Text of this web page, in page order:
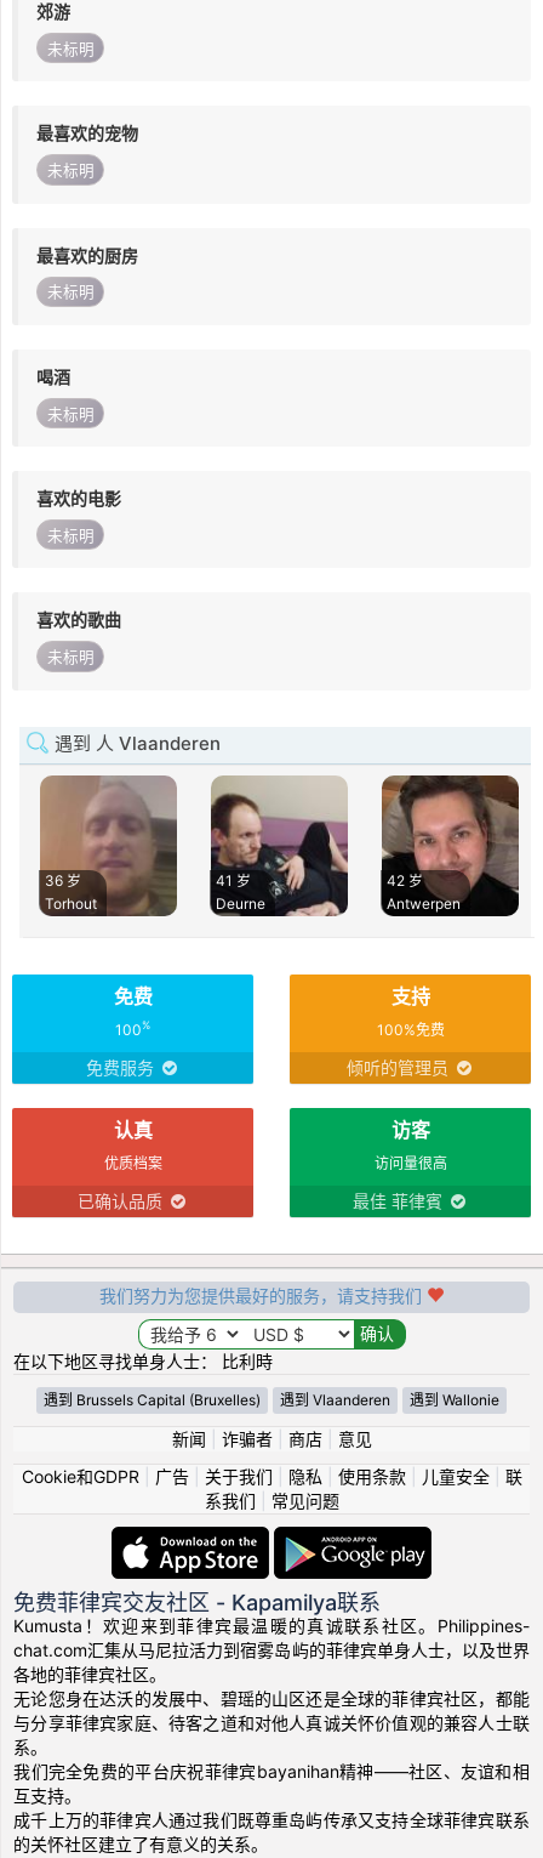
郊游
未标明
最喜欢的宠物
未标明
最喜欢的厨房
未标明
喝酒
未标明
喜欢的电影
未标明
喜欢的歌曲
未标明
遇到 人 Vlaanderen
36 岁
Torhout
41 岁
Deurne
42 岁
Antwerpen
免费
100%
免费服务
支持
100%免费
倾听的管理员
认真
优质档案
已确认品质
访客
访问量很高
最佳 菲律賓
我们努力为您提供最好的服务，请支持我们
在以下地区寻找单身人士： 比利時
遇到 Brussels Capital (Bruxelles) 遇到 Vlaanderen 遇到 Wallonie
新闻 诈骗者| 商店| 意见
Cookie和GDPR
广告| 关于我们 隐私 使用条款| 儿童安全| 联
系我们
常见问题
免费菲律宾交友社区 - Kapamilya联系
Kumusta！欢迎来到菲律宾最温暖的真诚联系社区。Philippines-
chat.com汇集从马尼拉活力到宿雾岛屿的菲律宾单身人士，以及世界
各地的菲律宾社区。
无论您身在达沃的发展中、碧瑶的山区还是全球的菲律宾社区，都能
与分享菲律宾家庭、待客之道和对他人真诚关怀价值观的兼容人士联
系。
我们完全免费的平台庆祝菲律宾bayanihan精神——社区、友谊和相
互支持。
成千上万的菲律宾人通过我们既尊重岛屿传承又支持全球菲律宾联系
的关怀社区建立了有意义的关系。